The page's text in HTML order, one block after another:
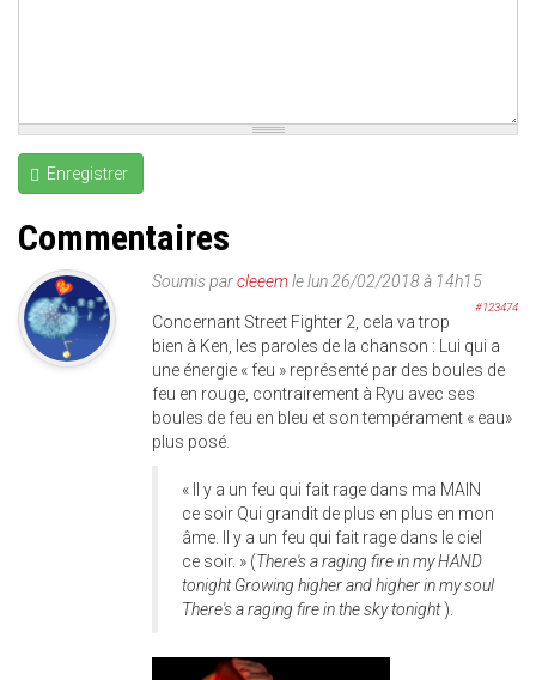
Enregistrer
Commentaires
Soumis parcleeemle lun 26/02/2018 à 14h15
#123474
Concernant Street Fighter 2, cela va trop
bien à Ken, les paroles de la chanson : Lui qui a
une énergie « feu » représenté par des boules de
feu en rouge, contrairement à Ryu avec ses
boules de feu en bleu et son tempérament « eau»
plus posé.
« Il y a un feu qui fait rage dans ma MAIN
ce soir Qui grandit de plus en plus en mon
âme. Il y a un feu qui fait rage dans le ciel
ce soir. » (There's a raging fire in my HAND
tonight Growing higher and higher in my soul
There's a raging fire in the sky tonight).